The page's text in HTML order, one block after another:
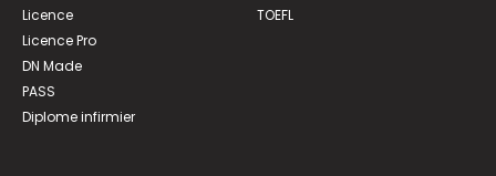
Licence
Licence Pro
DN Made
PASS
Diplome infirmier
TOEFL